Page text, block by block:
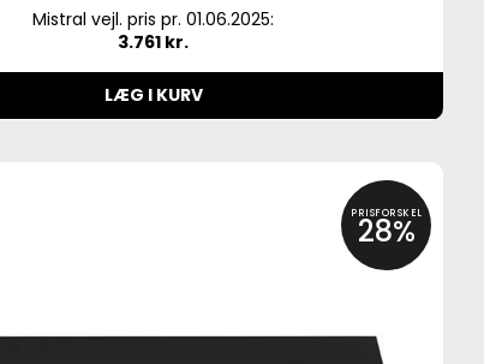
Mistral vejl. pris pr. 01.06.2025:
3.761 kr.
LÆG I KURV
PRISFORSKEL
28%